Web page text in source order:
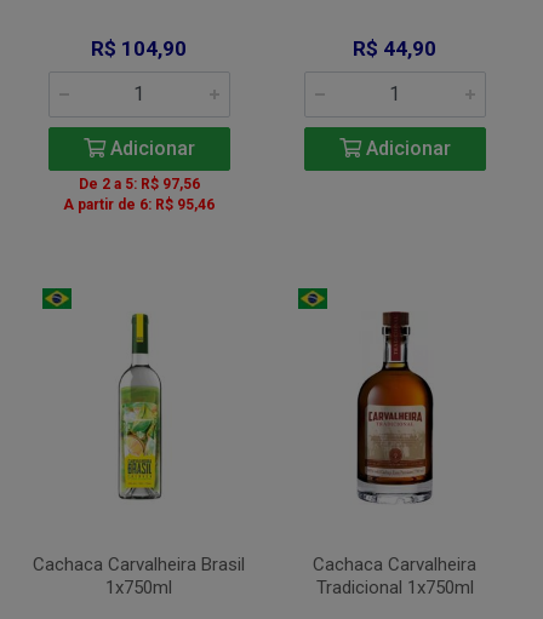
R$ 104,90
Adicionar
De 2 a 5: R$ 97,56
A partir de 6: R$ 95,46
R$ 44,90
Adicionar
Cachaca Carvalheira Brasil
1x750ml
Cachaca Carvalheira
Tradicional 1x750ml